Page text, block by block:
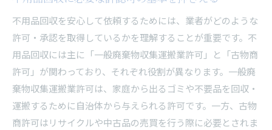
不用品回収を安心して依頼するためには、業者がどのような
許可・承認を取得しているかを理解することが重要です。不
用品回収には主に「一般廃棄物収集運搬業許可」と「古物商
許可」が関わっており、それぞれ役割が異なります。一般廃
棄物収集運搬業許可は、家庭から出るゴミや不要品を回収・
運搬するために自治体から与えられる許可です。一方、古物
商許可はリサイクルや中古品の売買を行う際に必要とされま